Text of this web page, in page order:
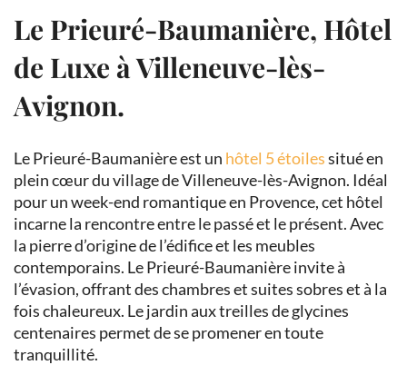
Le Prieuré-Baumanière, Hôtel
de Luxe à Villeneuve-lès-
Avignon.
Le Prieuré-Baumanière est un hôtel 5 étoilessitué en
plein cœur du village de Villeneuve-lès-Avignon. Idéal
pour un week-end romantique en Provence, cet hôtel
incarne la rencontre entre le passé et le présent. Avec
la pierre d’origine de l’édifice et les meubles
contemporains. Le Prieuré-Baumanière invite à
l’évasion, offrant des chambres et suites sobres et à la
fois chaleureux. Le jardin aux treilles de glycines
centenaires permet de se promener en toute
tranquillité.